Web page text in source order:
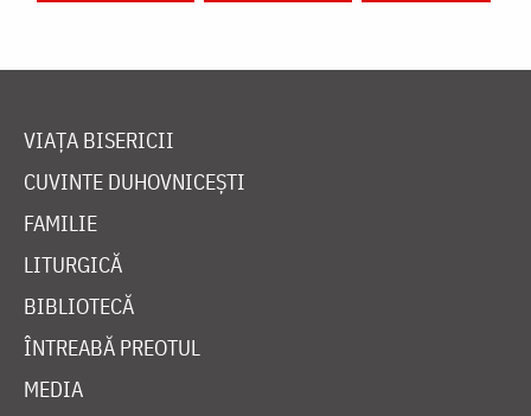
VIAȚA BISERICII
CUVINTE DUHOVNICEȘTI
FAMILIE
LITURGICĂ
BIBLIOTECĂ
ÎNTREABĂ PREOTUL
MEDIA